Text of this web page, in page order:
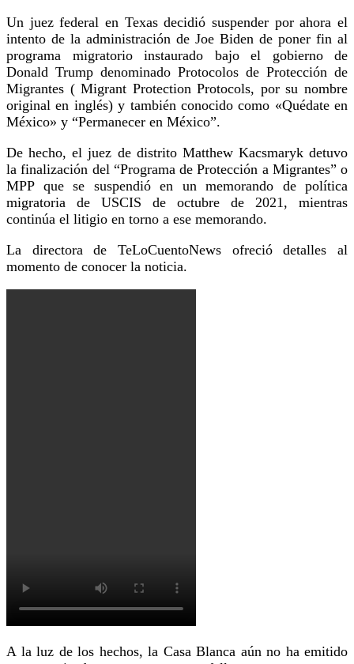
Un juez federal en Texas decidió suspender por ahora el
intento de la administración de Joe Biden de poner fin al
programa migratorio instaurado bajo el gobierno de
Donald Trump denominado Protocolos de Protección de
Migrantes ( Migrant Protection Protocols, por su nombre
original en inglés) y también conocido como «Quédate en
México» y “Permanecer en México”.
De hecho, el juez de distrito Matthew Kacsmaryk detuvo
la finalización del “Programa de Protección a Migrantes” o
MPP que se suspendió en un memorando de política
migratoria de USCIS de octubre de 2021, mientras
continúa el litigio en torno a ese memorando.
La directora de TeLoCuentoNews ofreció detalles al
momento de conocer la noticia.
A la luz de los hechos, la Casa Blanca aún no ha emitido